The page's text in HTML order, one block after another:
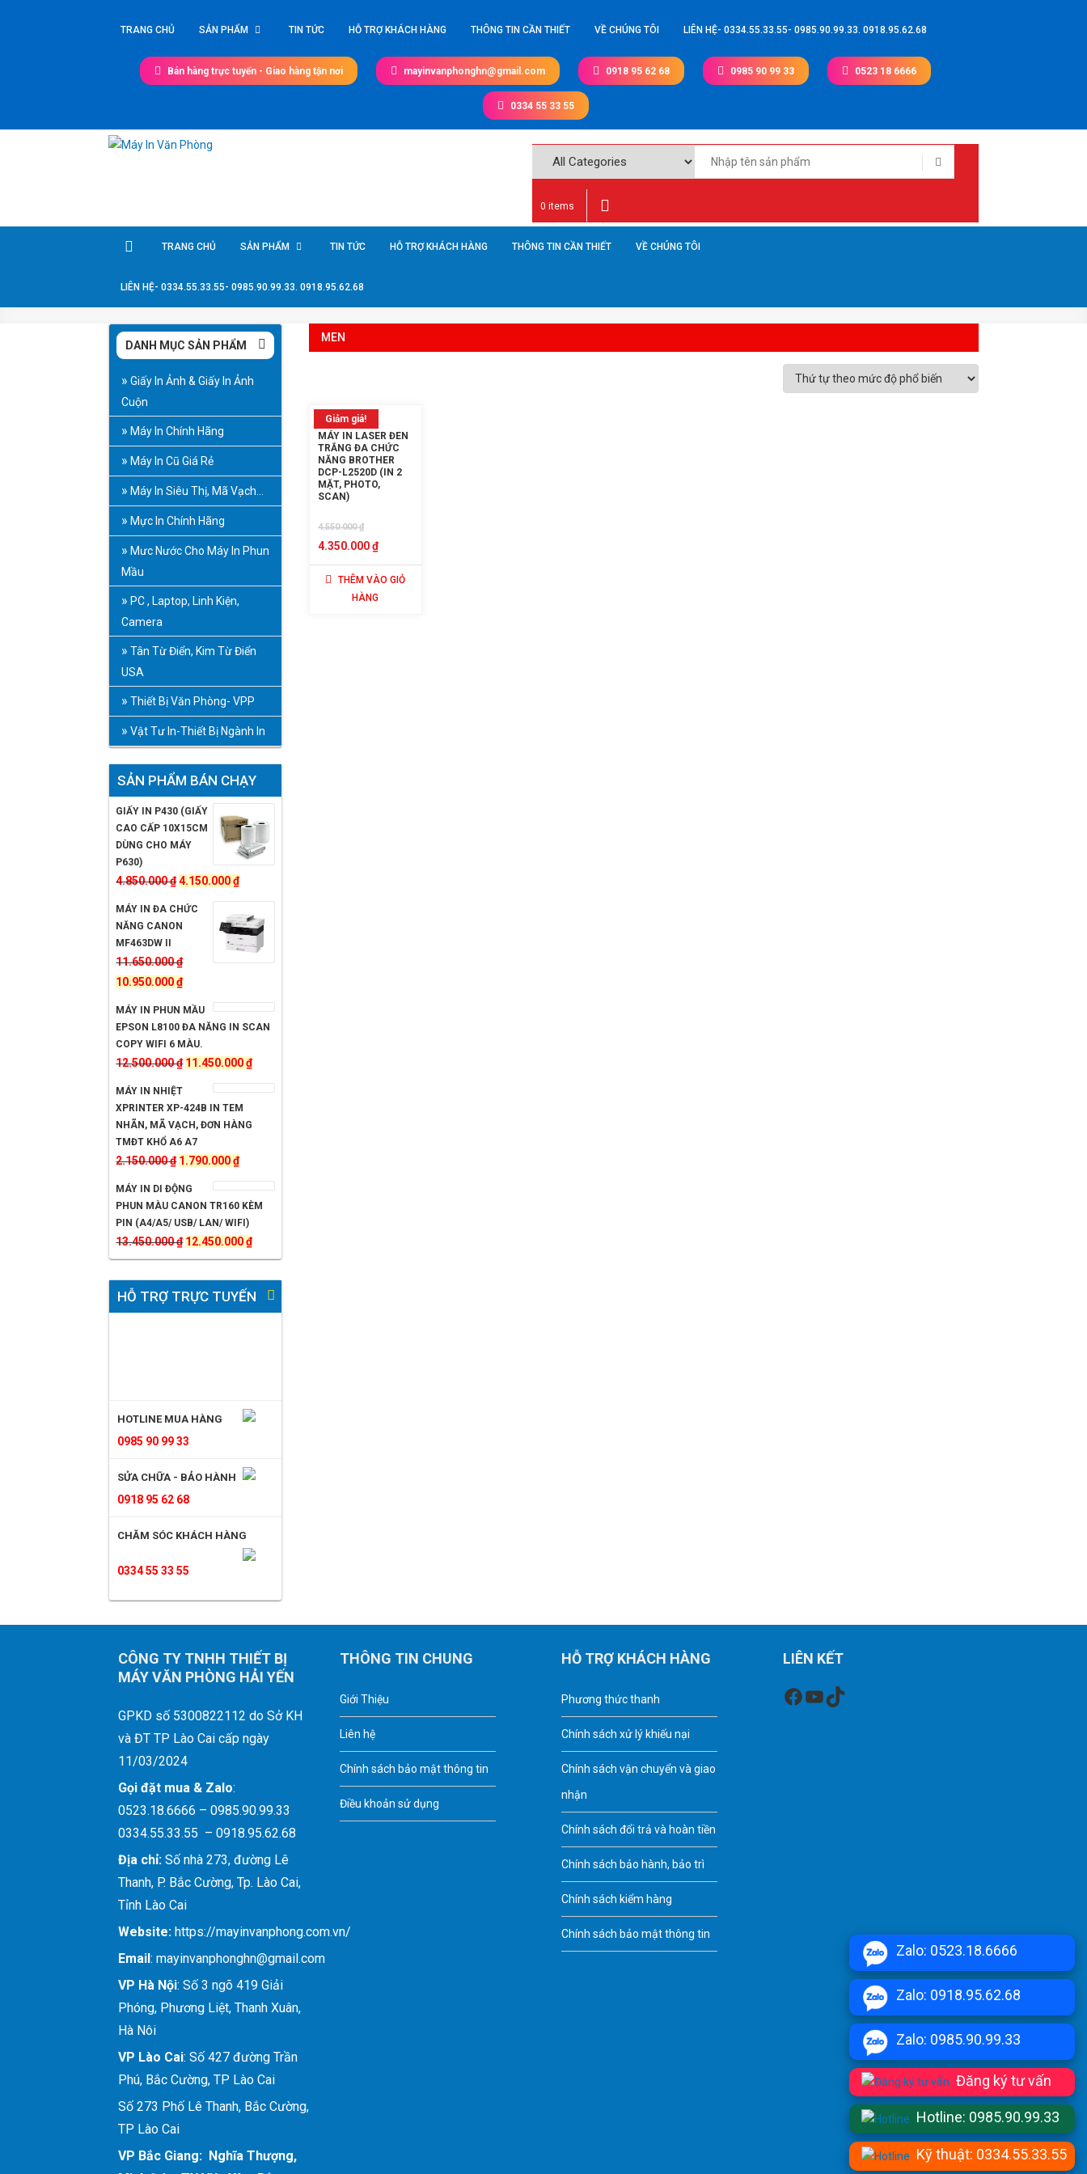
TRANG CHỦ SẢN PHẨM TIN TỨC HỖ TRỢ KHÁCH HÀNG THÔNG TIN CẦN THIẾT VỀ CHÚNG TÔI LIÊN HỆ- 0334.55.33.55- 0985.90.99.33. 0918.95.62.68
Bán hàng trực tuyến - Giao hàng tận nơi mayinvanphonghn@gmail.com 0918 95 62 68 0985 90 99 33 0523 18 6666
0334 55 33 55
0 items
TRANG CHỦ SẢN PHẨM TIN TỨC HỖ TRỢ KHÁCH HÀNG THÔNG TIN CẦN THIẾT VỀ CHÚNG TÔI
LIÊN HỆ- 0334.55.33.55- 0985.90.99.33. 0918.95.62.68
MEN
Giảm giá!
MÁY IN LASER ĐEN
TRẮNG ĐA CHỨC
NĂNG BROTHER
DCP-L2520D (IN 2
MẶT, PHOTO,
SCAN)
4.550.000₫
GỐC
LÀ:
4.550.000 ₫.
4.350.000₫GIÁ
HIỆN
TẠI
THÊM VÀO GIỎ
HÀNG
DANH MỤC SẢN PHẨM
Giấy In Ảnh & Giấy In Ảnh
Cuộn
Máy In Chính Hãng
Máy In Cũ Giá Rẻ
Máy In Siêu Thị, Mã Vạch…
Mực In Chính Hãng
Mưc Nước Cho Máy In Phun
Mầu
PC , Laptop, Linh Kiện,
Camera
Tân Từ Điển, Kim Từ Điển
USA
Thiết Bị Văn Phòng- VPP
Vật Tư In-Thiết Bị Ngành In
SẢN PHẨM BÁN CHẠY
GIẤY IN P430 (GIẤY
CAO CẤP 10X15CM
DÙNG CHO MÁY
P630)
4.850.000₫Giá
là:
4.850.000 ₫.
4.150.000₫Giá
hiện
tại
là:
4.150.000 ₫.
MÁY IN ĐA CHỨC
NĂNG CANON
MF463DW II
11.650.000₫
Giá
gốc
là:
11.650.000 ₫.
10.950.000₫Giá
hiện
tại
là:
10.950.000 ₫.
MÁY IN PHUN MẦU
EPSON L8100 ĐA NĂNG IN SCAN
COPY WIFI 6 MÀU.
12.500.000₫ Giá
là:
12.500.000 ₫.
11.450.000₫Giá
hiện
MÁY IN NHIỆT
XPRINTER XP-424B IN TEM
NHÃN, MÃ VẠCH, ĐƠN HÀNG
TMĐT KHỔ A6 A7
2.150.000₫ Giá
là:
2.150.000 ₫.
1.790.000₫Giá
hiện
tại
là:
1.790.000 ₫.
MÁY IN DI ĐỘNG
PHUN MÀU CANON TR160 KÈM
PIN (A4/A5/ USB/ LAN/ WIFI)
13.450.000₫ Giá
gốc
là:
13.450.000 ₫.
12.450.000₫Giá
hiện
tại
là:
HỖ TRỢ TRỰC TUYẾN
HOTLINE MUA HÀNG
0985 90 99 33
SỬA CHỮA - BẢO HÀNH
0918 95 62 68
CHĂM SÓC KHÁCH HÀNG
0334 55 33 55
CÔNG TY TNHH THIẾT BỊ
MÁY VĂN PHÒNG HẢI YẾN
GPKD số 5300822112 do Sở KH
và ĐT TP Lào Cai cấp ngày
11/03/2024
Gọi đặt mua & Zalo:
0523.18.6666 – 0985.90.99.33
0334.55.33.55 – 0918.95.62.68
Địa chỉ:Số nhà 273, đường Lê
Thanh, P. Bắc Cường, Tp. Lào Cai,
Tỉnh Lào Cai
Website:https://mayinvanphong.com.vn/
Email: mayinvanphonghn@gmail.com
VP Hà Nội: Số 3 ngõ 419 Giải
Phóng, Phương Liệt, Thanh Xuân,
Hà Nôi
VP Lào Cai: Số 427 đường Trần
Phú, Bắc Cường, TP Lào Cai
Số 273 Phố Lê Thanh, Bắc Cường,
TP Lào Cai
VP Bắc Giang: Nghĩa Thượng,
THÔNG TIN CHUNG
Giới Thiệu
Liên hệ
Chính sách bảo mật thông tin
Điều khoản sử dụng
HỖ TRỢ KHÁCH HÀNG
Phương thức thanh
Chính sách xử lý khiếu nại
Chính sách vận chuyển và giao
nhận
Chính sách đổi trả và hoàn tiền
Chính sách bảo hành, bảo trì
Chính sách kiểm hàng
Chính sách bảo mật thông tin
LIÊN KẾT
Facebook
Youtube
TikTok
Zalo: 0523.18.6666
Zalo: 0918.95.62.68
Zalo: 0985.90.99.33
Đăng ký tư vấn
Hotline: 0985.90.99.33
Kỹ thuật: 0334.55.33.55